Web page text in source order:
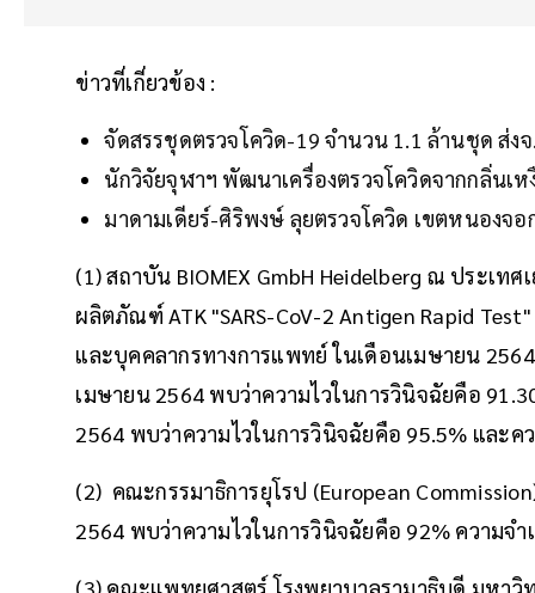
ข่าวที่เกี่ยวข้อง :
จัดสรรชุดตรวจโควิด-19 จำนวน 1.1 ล้านชุด ส่ง
นักวิจัยจุฬาฯ พัฒนาเครื่องตรวจโควิดจากกลิ่นเห
มาดามเดียร์-ศิริพงษ์ ลุยตรวจโควิด เขตหนองจ
(1) สถาบัน BIOMEX GmbH Heidelberg ณ ประเ
ผลิตภัณฑ์ ATK "SARS-CoV-2 Antigen Rapid
และบุคคลากรทางการแพทย์ ในเดือนเมษายน
เมษายน 2564 พบว่าความไวในการวินิจฉัยคือ
2564 พบว่าความไวในการวินิจฉัยคือ 95.5% และค
(2) คณะกรรมาธิการยุโรป (European
2564 พบว่าความไวในการวินิจฉัยคือ 92% ความจำ